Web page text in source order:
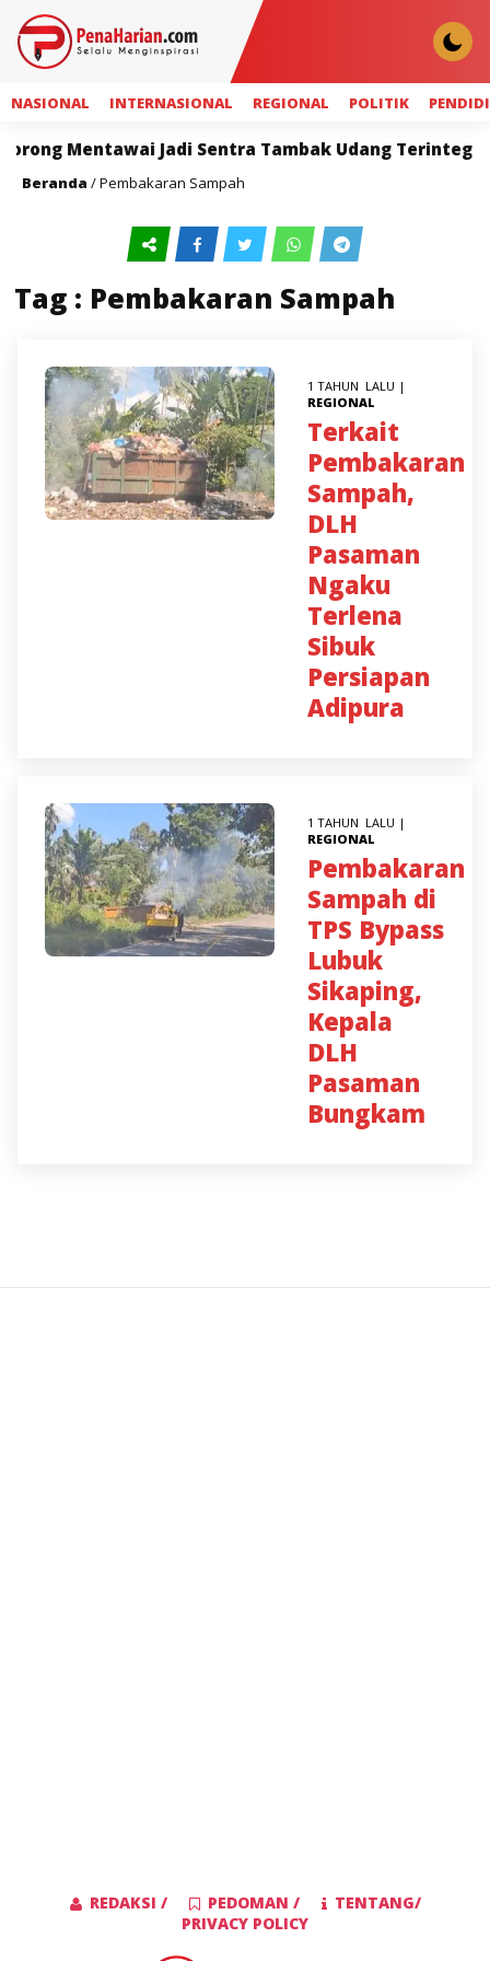
NASIONAL INTERNASIONAL REGIONAL POLITIK
Mentawai Jadi Sentra Tambak Udang Terintegrasi
Beranda /Pembakaran Sampah
Tag : Pembakaran Sampah
1 TAHUN LALU |
REGIONAL
Terkait
Pembakaran
Sampah,
DLH
Pasaman
Ngaku
Terlena
Sibuk
Persiapan
Adipura
1 TAHUN LALU |
REGIONAL
Pembakaran
Sampah di
TPS Bypass
Lubuk
Sikaping,
Kepala
DLH
Pasaman
Bungkam
REDAKSI / PEDOMAN /
TENTANG/
PRIVACY POLICY